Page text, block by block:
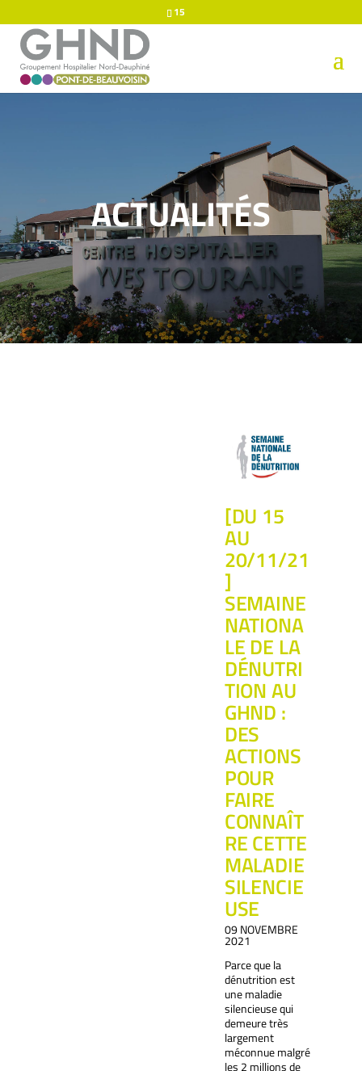
15
ACTUALITÉS
[DU 15
AU
20/11/21
]
SEMAINE
NATIONA
LE DE LA
DÉNUTRI
TION AU
GHND :
DES
ACTIONS
POUR
FAIRE
CONNAÎT
RE CETTE
MALADIE
SILENCIE
USE
09 NOVEMBRE
2021
Parce que la
dénutrition est
une maladie
silencieuse qui
demeure très
largement
méconnue malgré
les 2 millions de